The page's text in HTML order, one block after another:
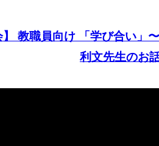
】 教職員向け 「学び合い
利文先生のお